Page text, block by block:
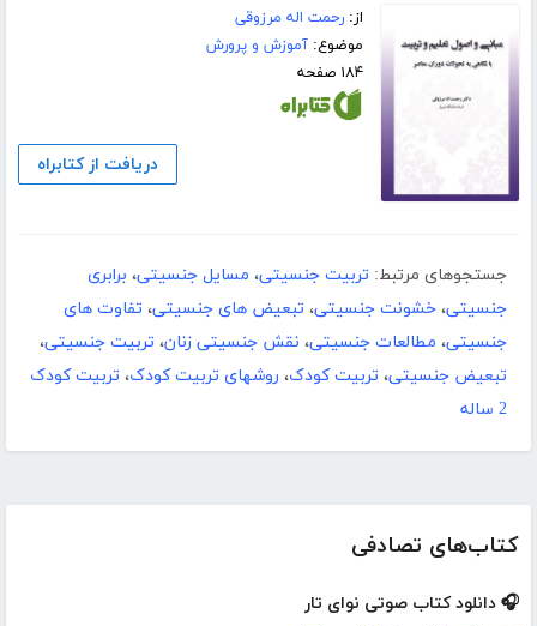
کتاب‌های تصادفی
🎧 دانلود کتاب صوتی نوای تار
از:رحمت اله مرزوقی
موضوع:آموزش و پرورش
۱۸۴ صفحه
دریافت از کتابراه
جستجوهای مرتبط: تربیت جنسیتی، مسایل جنسیتی، برابری
جنسیتی، خشونت جنسیتی، تبعیض های جنسیتی، تفاوت‏ های
جنسیتی، مطالعات جنسیتی، نقش جنسیتی زنان، تربیت جنسیتی،
تبعیض جنسیتی، تربیت کودک، روشهای تربیت کودک، تربیت کودک
2 ساله